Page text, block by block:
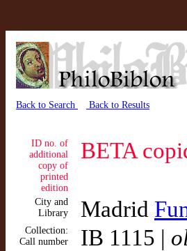
Back to Search Back to Results
ID no. of
additional
copy of
printed
edition
BETA
City and
Library
Madrid
Collection:
Call number
IB 1115 |